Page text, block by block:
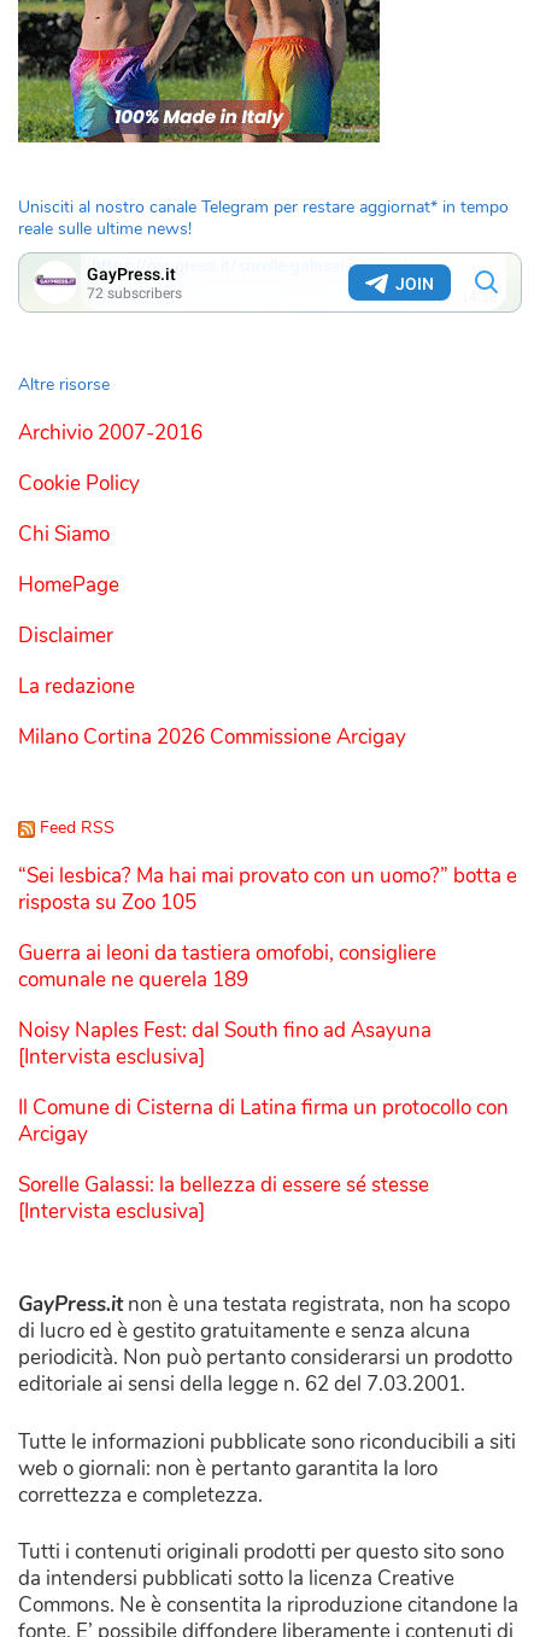
Unisciti al nostro canale Telegram per restare aggiornat* in tempo
reale sulle ultime news!
Altre risorse
Archivio 2007-2016
Cookie Policy
Chi Siamo
HomePage
Disclaimer
La redazione
Milano Cortina 2026 Commissione Arcigay
Feed RSS
“Sei lesbica? Ma hai mai provato con un uomo?” botta e
risposta su Zoo 105
Guerra ai leoni da tastiera omofobi, consigliere
comunale ne querela 189
Noisy Naples Fest: dal South fino ad Asayuna
[Intervista esclusiva]
Il Comune di Cisterna di Latina firma un protocollo con
Arcigay
Sorelle Galassi: la bellezza di essere sé stesse
[Intervista esclusiva]
GayPress.itnon è una testata registrata, non ha scopo
di lucro ed è gestito gratuitamente e senza alcuna
periodicità. Non può pertanto considerarsi un prodotto
editoriale ai sensi della legge n. 62 del 7.03.2001.
Tutte le informazioni pubblicate sono riconducibili a siti
web o giornali: non è pertanto garantita la loro
correttezza e completezza.
Tutti i contenuti originali prodotti per questo sito sono
da intendersi pubblicati sotto la licenza Creative
Commons. Ne è consentita la riproduzione citandone la